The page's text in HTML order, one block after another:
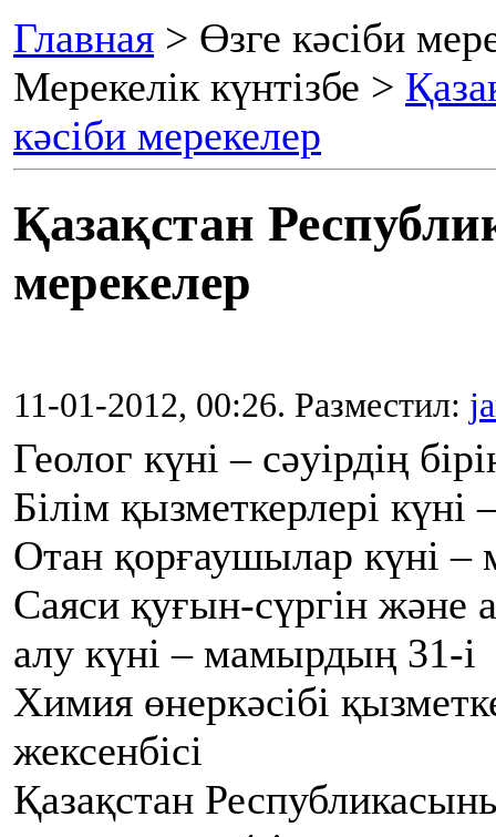
Главная > Өзге кәсіби
Мерекелік күнтізбе >
кәсіби мерекелер
Қазақстан
мерекелер
11-01-2012, 00:26. Разместил:
Геолог күні – сәуірдің
Білім қызметкерлері күні
Отан қорғаушылар күні –
Саяси қуғын-сүргін
алу күні – мамырдың 31-і
Химия өнеркәсібі
жексенбісі
Қазақстан